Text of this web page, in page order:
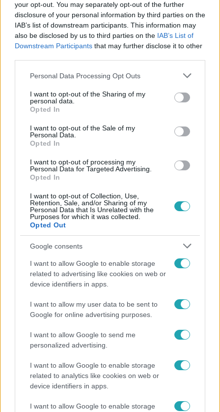
your opt-out. You may separately opt-out of the further
disclosure of your personal information by third parties on the
IAB’s list of downstream participants. This information may
also be disclosed by us to third parties on the IAB’s List of
Downstream Participants that may further disclose it to other
Please note that this website/app uses one or more Google
not limited to your visit or usage behaviour. You may click to
grant or deny consent to Google and its third-party tags to
use your data for below specified purposes in below Google
consent section.
Personal Data Processing Opt Outs
I want to opt-out of the Sharing of my
personal data.
Opted In
I want to opt-out of the Sale of my
Personal Data.
Opted In
I want to opt-out of processing my
Personal Data for Targeted Advertising.
Opted In
I want to opt-out of Collection, Use,
Retention, Sale, and/or Sharing of my
Personal Data that Is Unrelated with the
Purposes for which it was collected.
Opted Out
Google consents
I want to allow Google to enable storage
related to advertising like cookies on web or
device identifiers in apps.
I want to allow my user data to be sent to
Google for online advertising purposes.
I want to allow Google to send me
personalized advertising.
I want to allow Google to enable storage
related to analytics like cookies on web or
device identifiers in apps.
I want to allow Google to enable storage
Követem
ÉLETMÓD #MENTÁLIS EGÉSZSÉG
LÉLEK #PSZICHOLÓGIA #STRESSZKEZELÉS
TURIZMUS
DIGITÁLIS DETOX #ÉNIDŐ # PRODUKTIVITÁS
Népszerű
Szeptemberre várta első gyermekét a 29 éves
férfi, akit elsodort a Duna